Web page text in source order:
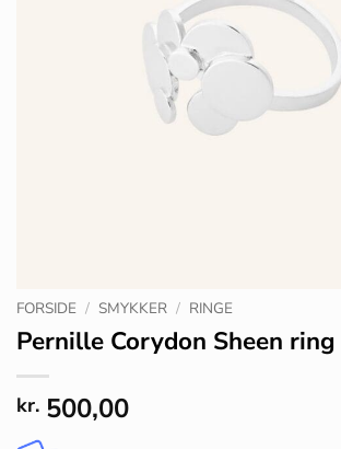
FORSIDE / SMYKKER / RINGE
Pernille Corydon Sheen
kr. 500,00